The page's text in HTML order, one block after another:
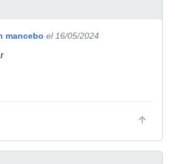
mancebo el 16/05/2024